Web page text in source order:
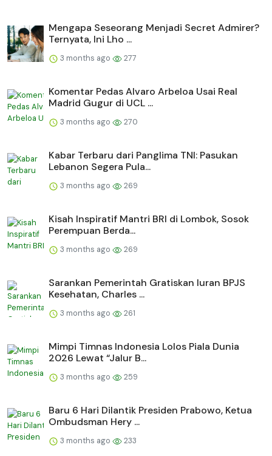
Mengapa Seseorang Menjadi Secret Admirer?
Ternyata, Ini Lho ...
3 months ago 277
Komentar Pedas Alvaro Arbeloa Usai Real
Madrid Gugur di UCL ...
3 months ago 270
Kabar Terbaru dari Panglima TNI: Pasukan
Lebanon Segera Pula...
3 months ago 269
Kisah Inspiratif Mantri BRI di Lombok, Sosok
Perempuan Berda...
3 months ago 269
Sarankan Pemerintah Gratiskan Iuran BPJS
Kesehatan, Charles ...
3 months ago 261
Mimpi Timnas Indonesia Lolos Piala Dunia
2026 Lewat “Jalur B...
3 months ago 259
Baru 6 Hari Dilantik Presiden Prabowo, Ketua
Ombudsman Hery ...
3 months ago 233